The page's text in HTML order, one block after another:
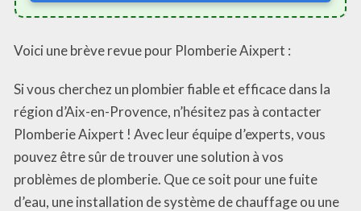
Voici une brève revue pour Plomberie Aixpert :
Si vous cherchez un plombier fiable et efficace dans la
région d’Aix-en-Provence, n’hésitez pas à contacter
Plomberie Aixpert ! Avec leur équipe d’experts, vous
pouvez être sûr de trouver une solution à vos
problèmes de plomberie. Que ce soit pour une fuite
d’eau, une installation de système de chauffage ou une